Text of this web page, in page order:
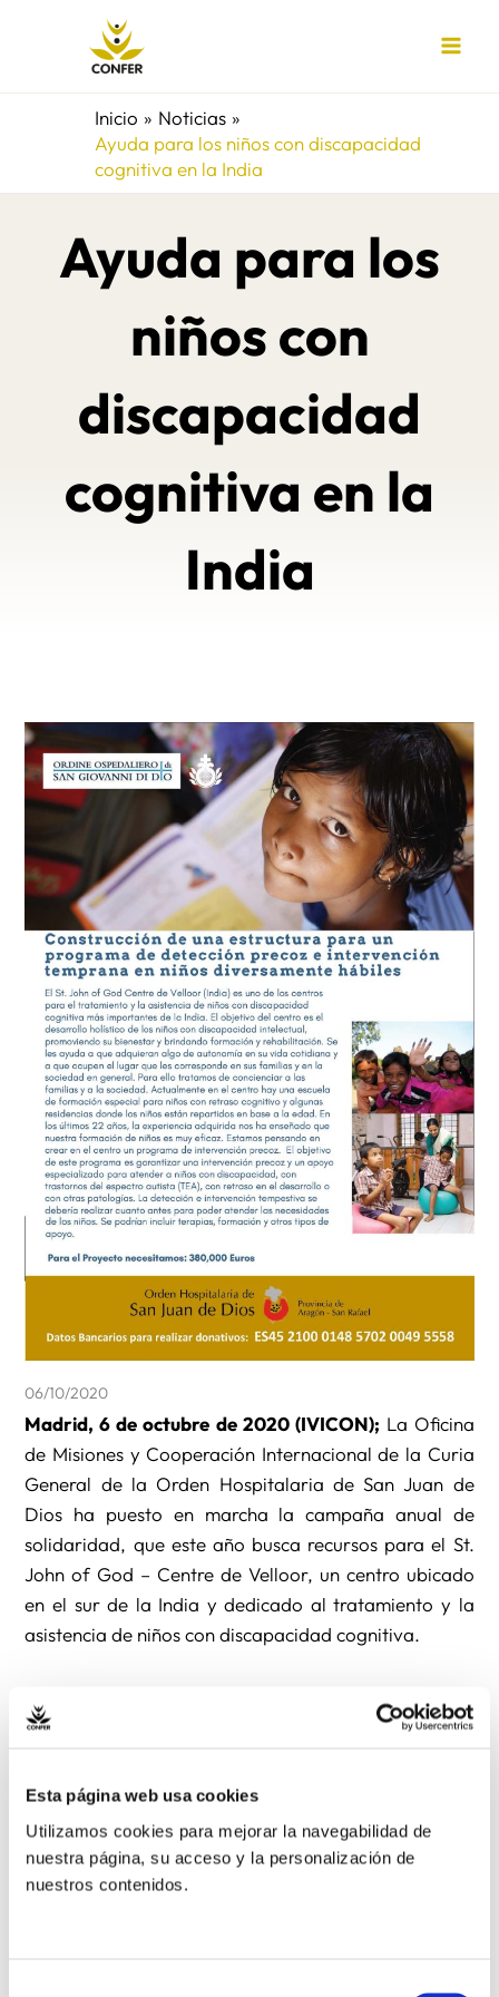
Esta página web usa cookies
Utilizamos cookies para mejorar la navegabilidad de
nuestra página, su acceso y la personalización de
nuestros contenidos.
Inicio
Noticias
Ayuda para los niños con discapacidad
cognitiva en la India
Ayuda para los
niños con
discapacidad
cognitiva en la
India
06/10/2020
Madrid, 6 de octubre de 2020 (IVICON); La Oficina
de Misiones y Cooperación Internacional de la Curia
General de la Orden Hospitalaria de San Juan de
Dios ha puesto en marcha la campaña anual de
solidaridad, que este año busca recursos para el St.
John of God – Centre de Velloor, un centro ubicado
en el sur de la India y dedicado al tratamiento y la
asistencia de niños con discapacidad cognitiva.
Concretamente, la campaña quiere recaudar fondos
para la construcción de una estructura para un
temprana en niños diversamente hábiles. El objetivo
precoz y un apoyo especializado para atender a
niños con discapacidad, con trastornos del espectro